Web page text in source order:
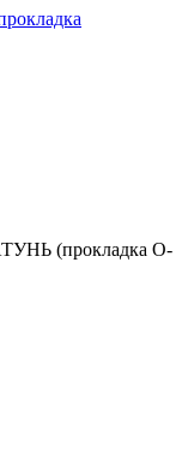
(прокладка O-